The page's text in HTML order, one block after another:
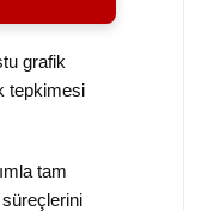
grafik
tepkimesi
tam